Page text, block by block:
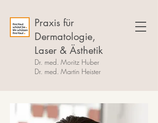
Praxis für
Dermatologie,
Laser & Ästhetik
Dr. med. Moritz Huber
Dr. med. Martin Heister